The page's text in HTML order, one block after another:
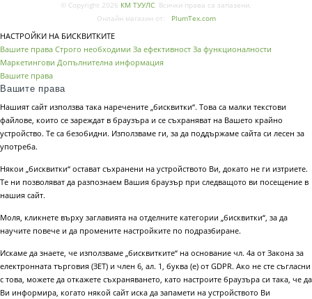
© Copyright 2026 КМ ТУУЛС. Всички права са запазени.
Онлайн магазин от:
PlumTex.com
НАСТРОЙКИ НА БИСКВИТКИТЕ
Вашите права Строго необходими За ефективност За функционалности
Маркетингови Допълнителна информация
Вашите права
Вашите права
Нашият сайт използва така наречените „бисквитки“. Това са малки текстови
файлове, които се зареждат в браузъра и се съхраняват на Вашето крайно
устройство. Те са безобидни. Използваме ги, за да поддържаме сайта си лесен за
употреба.
Някои „бисквитки“ остават съхранени на устройството Ви, докато не ги изтриете.
Те ни позволяват да разпознаем Вашия браузър при следващото ви посещение в
нашия сайт.
Моля, кликнете върху заглавията на отделните категории „бисквитки“, за да
научите повече и да промените настройките по подразбиране.
Искаме да знаете, че използваме „бисквитките“ на основание чл. 4а от Закона за
електронната търговия (ЗЕТ) и член 6, ал. 1, буква (е) от GDPR. Ако не сте съгласни
с това, можете да откажете съхраняването, като настроите браузъра си така, че да
Ви информира, когато някой сайт иска да запамети на устройството Ви